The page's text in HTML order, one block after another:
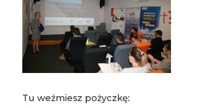
Tu weźmiesz pożyczkę: